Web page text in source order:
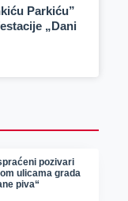
Parkiću”
„Dani
pozivari
ulicama grada
piva“